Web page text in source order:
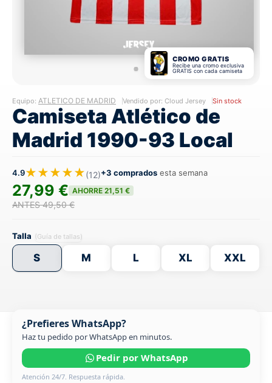
CROMO GRATIS
Recibe una cromo exclusiva
GRATIS con cada camiseta
Equipo: ATLETICO DE MADRID Vendido por: Cloud Jersey Sin stock
Camiseta Atlético de
Madrid 1990-93 Local
4.9★★★★★(12)+3 comprados esta semana
27,99 € AHORRE 21,51 €
ANTES 49,50 €
Talla (Guía de tallas)
S M L XL XXL
¿Prefieres WhatsApp?
Haz tu pedido por WhatsApp en minutos.
Pedir por WhatsApp
Atención 24/7. Respuesta rápida.